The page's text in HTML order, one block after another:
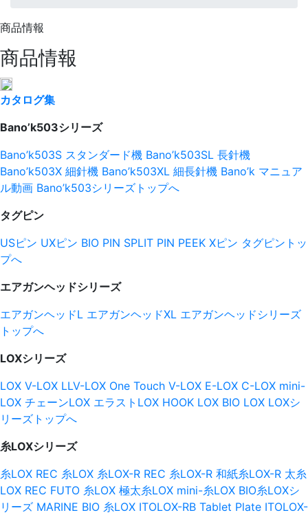
く
ず
商品情報
商品情報
カタログ集
Bano’k503シリーズ
Bano’k503S スタンダード機 Bano’k503SL 長針機
Bano’k503X 細針機 Bano’k503XL 細長針機 Bano’k マニュア
ル動画 Bano’k503シリーズトップへ
タグピン
USピン UXピン BIO PIN SPLIT PIN PEEK Xピン タグピントッ
プへ
エアガンヘッドシリーズ
エアガンヘッドL エアガンヘッドXL エアガンヘッドシリーズ
トップへ
LOXシリーズ
LOX V-LOX LLV-LOX One Touch V-LOX E-LOX C-LOX mini-
LOX チェーンLOX エラストLOX HOOK LOX BIO LOX LOXシ
リーズトップへ
糸LOXシリーズ
糸LOX REC 糸LOX 糸LOX-R REC 糸LOX-R 和紙糸LOX-R 太糸
LOX REC FUTO 糸LOX 極太糸LOX mini-糸LOX BIO糸LOXシ
リーズ MARINE BIO 糸LOX ITOLOX-RB Tablet Plate ITOLOX-